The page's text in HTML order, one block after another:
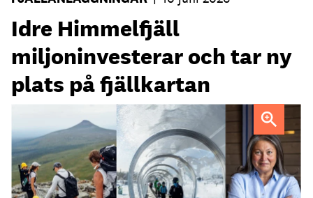
Idre Himmelfjäll
miljoninvesterar och tar ny
plats på fjällkartan
Idre Himmelfjäll tar nästa steg med bland annat mer
utmanande skidåkning, berättar vd Mari Tara.